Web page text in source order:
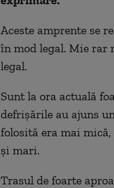
Aceste amprente se
în mod legal. Mie rar
legal.
Sunt la ora actuală
defrișările au ajuns
folosită era mai
și mari.
Trasul de foarte